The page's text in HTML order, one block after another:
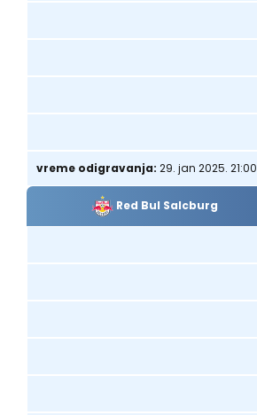
vreme odigravanja: 29. jan 2025. 21:00
Red Bul Salcburg